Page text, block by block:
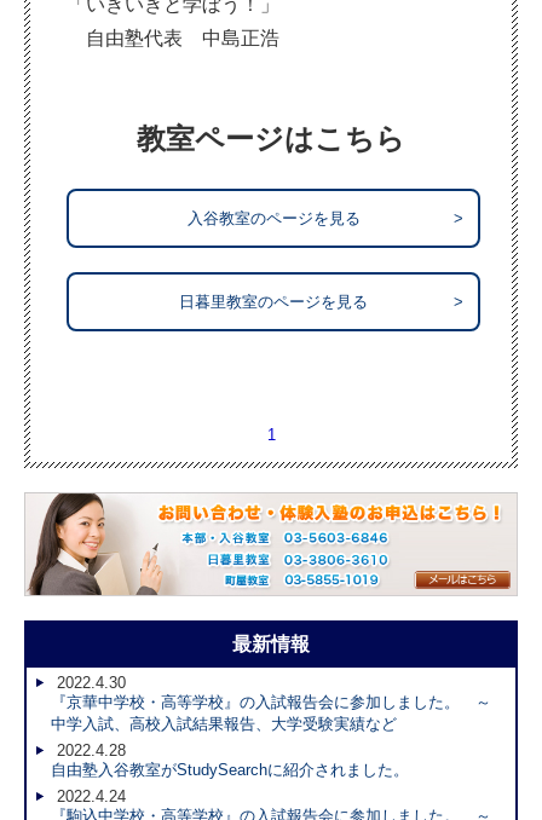
自由塾代表 中島正浩
教室ページはこちら
入谷教室のページを見る >
日暮里教室のページを見る >
1
最新情報
2022.4.30
『京華中学校・高等学校』の入試報告会に参加しました。 ～
中学入試、高校入試結果報告、大学受験実績など
2022.4.28
自由塾入谷教室がStudySearchに紹介されました。
2022.4.24
『駒込中学校・高等学校』の入試報告会に参加しました。 ～